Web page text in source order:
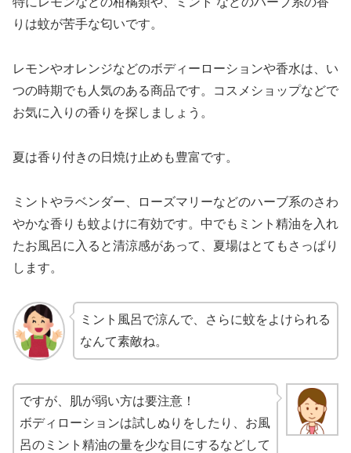
りは蚊が苦手な匂いです。
レモンやオレンジなどのボディーローションや香水は、い
つの時期でも人気のある商品です。コスメショップなどで
お気に入りの香りを探しましょう。
夏は香り付きの日焼け止めも豊富です。
ミントやラベンダー、ローズマリーなどのハーブ系のさわ
やかな香りも蚊よけに有効です。中でもミント精油を入れ
たお風呂に入ると清涼感があって、夏場はとてもさっぱり
します。
ミント風呂で涼んで、さらに蚊をよけられる
なんて素敵ね。
ですが、肌が弱い方は要注意！
ボディローションは試しぬりをしたり、お風
呂のミント精油の量を少な目にするなどして